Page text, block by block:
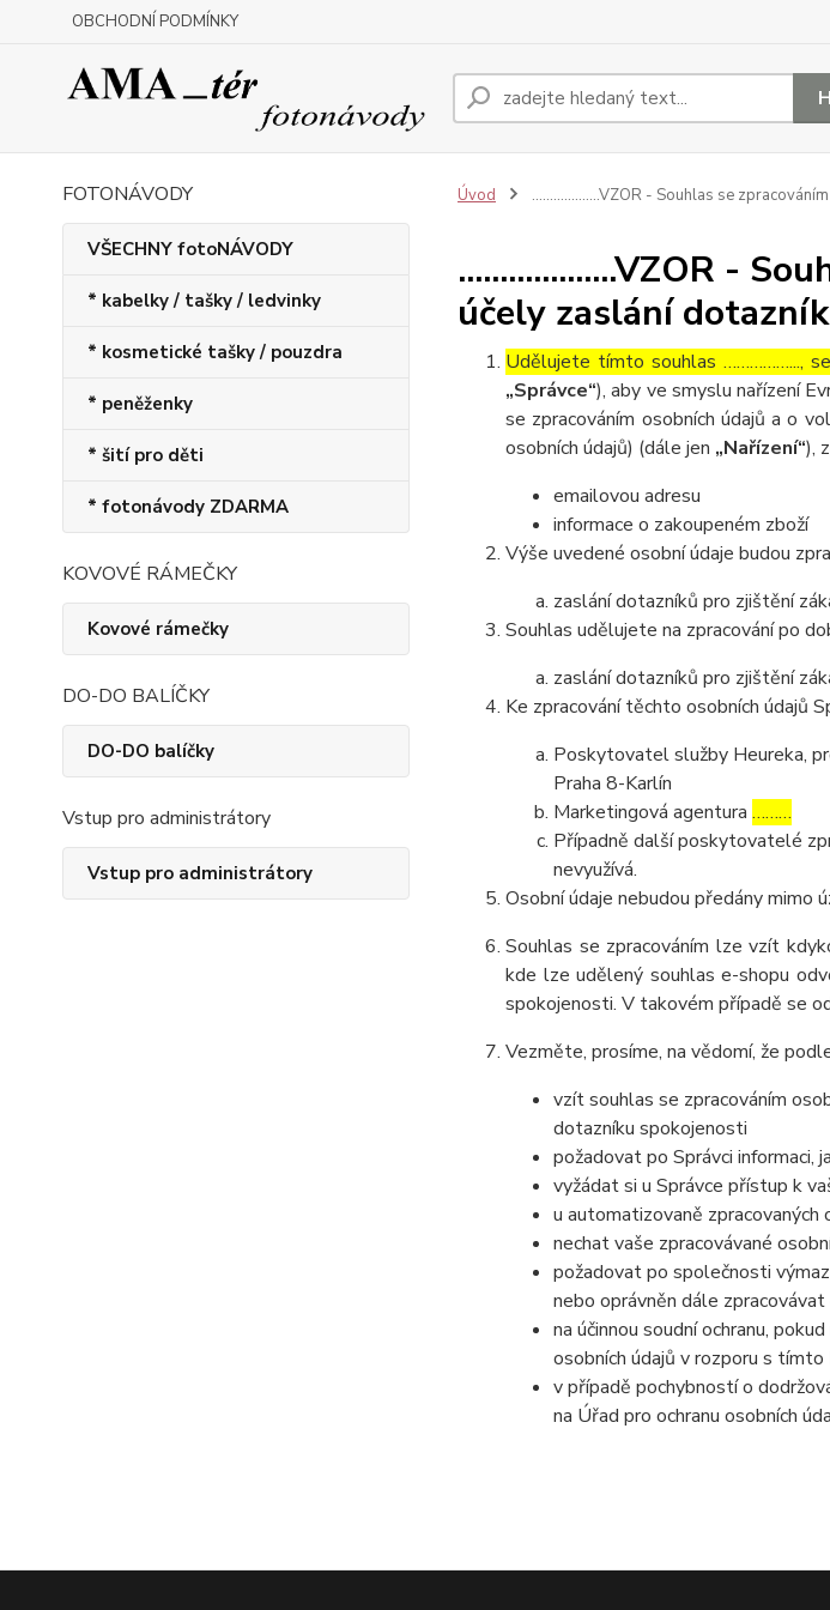
OBCHODNÍ PODMÍNKY
FOTONÁVODY
VŠECHNY fotoNÁVODY
* kabelky / tašky / ledvinky
* kosmetické tašky / pouzdra
* peněženky
* šití pro děti
* fotonávody ZDARMA
KOVOVÉ RÁMEČKY
Kovové rámečky
DO-DO BALÍČKY
DO-DO balíčky
Vstup pro administrátory
Vstup pro administrátory
Úvod ...................VZOR - Souhlas se
...................VZOR -
účely zaslání
Udělujete tímto souhlas ……………...,
„Správce“), aby ve smyslu nařízení
se zpracováním osobních údajů a o
osobních údajů) (dále jen „Nařízení“),
emailovou adresu
informace o zakoupeném zboží
Výše uvedené osobní údaje budou
zaslání dotazníků pro zjištění
Souhlas udělujete na zpracování po
zaslání dotazníků pro zjištění
Ke zpracování těchto osobních údajů
Poskytovatel služby Heureka,
Praha 8-Karlín
Marketingová agentura ………
Případně další poskytovatelé
nevyužívá.
Osobní údaje nebudou předány mimo
Souhlas se zpracováním lze vzít
kde lze udělený souhlas e-shopu
spokojenosti. V takovém případě se
Vezměte, prosíme, na vědomí, že
vzít souhlas se zpracováním
dotazníku spokojenosti
požadovat po Správci informaci,
vyžádat si u Správce přístup k
u automatizovaně
nechat vaše zpracovávané
požadovat po společnosti
nebo oprávněn dále
na účinnou soudní ochranu,
osobních údajů v rozporu s tímto
v případě pochybností o
na Úřad pro ochranu osobních